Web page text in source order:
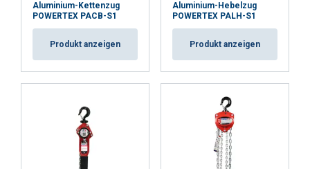
Aluminium-Kettenzug
POWERTEX PACB-S1
Produkt anzeigen
Aluminium-Hebelzug
POWERTEX PALH-S1
Produkt anzeigen